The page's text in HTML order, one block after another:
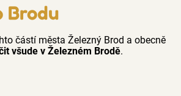
Brodu
částí města Železný Brod a obecně
všude v Železném Brodě.